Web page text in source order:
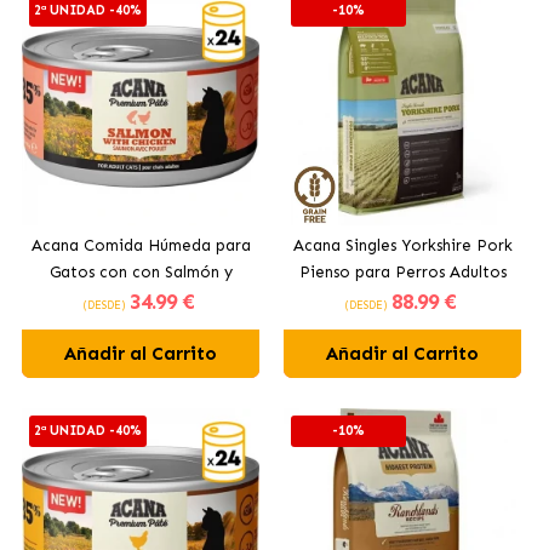
2ª UNIDAD -40%
Acana Comida Húmeda para
Gatos con con Salmón y
Pollo
(DESDE) 34.99 €
Añadir al Carrito
-10%
Acana Singles Yorkshire Pork
Pienso para Perros Adultos
de todos los tamaños
(DESDE) 88.99 €
Añadir al Carrito
2ª UNIDAD -40% -10%